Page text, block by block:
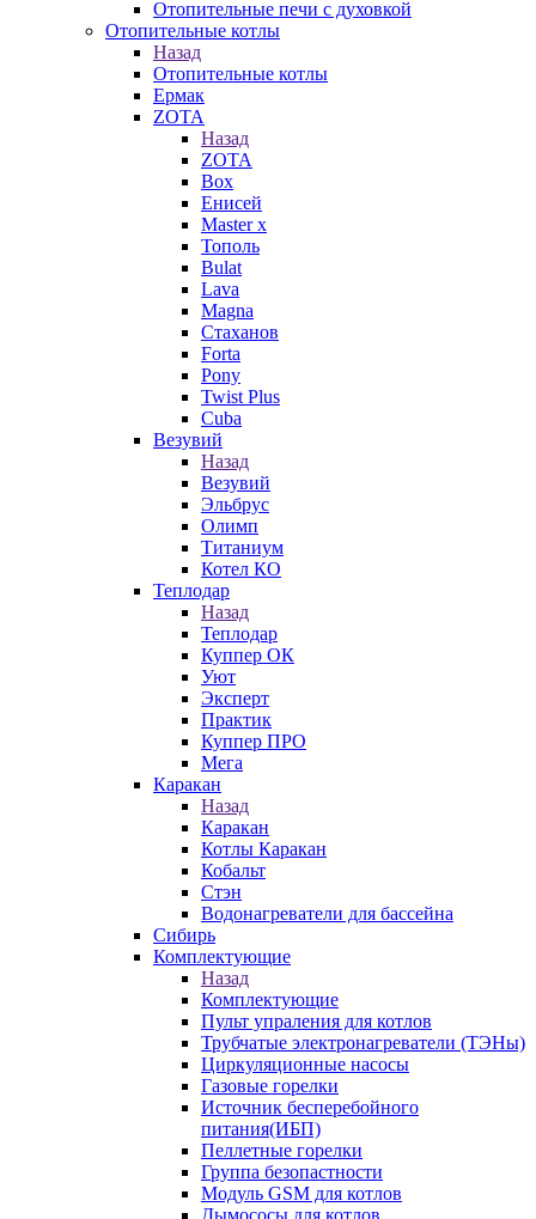
Отопительные печи с духовкой
Отопительные котлы
Назад
Отопительные котлы
Ермак
ZOTA
Назад
ZOTA
Box
Енисей
Master x
Тополь
Bulat
Lava
Magna
Стаханов
Forta
Pony
Twist Plus
Cuba
Везувий
Назад
Везувий
Эльбрус
Олимп
Титаниум
Котел КО
Теплодар
Назад
Теплодар
Куппер ОК
Уют
Эксперт
Практик
Куппер ПРО
Мега
Каракан
Назад
Каракан
Котлы Каракан
Кобальт
Стэн
Водонагреватели для бассейна
Сибирь
Комплектующие
Назад
Комплектующие
Пульт упраления для котлов
Трубчатые электронагреватели (ТЭНы)
Циркуляционные насосы
Газовые горелки
Источник бесперебойного
питания(ИБП)
Пеллетные горелки
Группа безопастности
Модуль GSM для котлов
Дымососы для котлов